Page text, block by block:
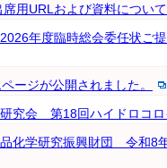
席用URLおよび資料につい
2026年度臨時総会委任状ご
ージが公開されました。
究会 第18回ハイドロコ
品化学研究振興財団 令和8